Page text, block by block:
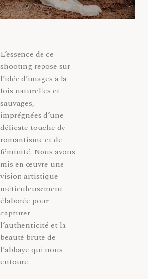
L’essence de ce
shooting repose sur
l’idée d’images à la
fois naturelles et
sauvages,
imprégnées d’une
délicate touche de
romantisme et de
féminité. Nous avons
mis en œuvre une
vision artistique
méticuleusement
élaborée pour
capturer
l’authenticité et la
beauté brute de
l’abbaye qui nous
entoure.